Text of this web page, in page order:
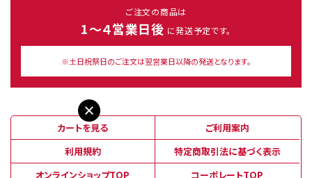
ご注文の商品は
1～４営業日後 に発送予定です。
※土日祝祭日のご注文は翌営業日以降の発送となります。
カートを見る
ご利用案内
利用規約
特定商取引法に基づく表示
オンラインショップTOP
コーポレートTOP